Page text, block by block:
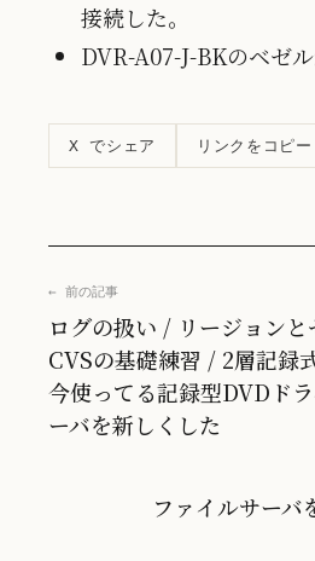
接続した。
DVR-A07-J-BKのベゼ
X でシェア リンクをコピー
← 前の記事
ログの扱い / リージョン
CVSの基礎練習 / 2層記録
今使ってる記録型DVDド
ーバを新しくした
ファイルサー